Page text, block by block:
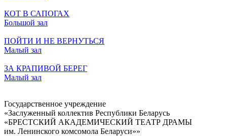
КОТ В САПОГАХ
Большой зал
ПОЙТИ И НЕ ВЕРНУТЬСЯ
Малый зал
ЗА КРАПИВОЙ БЕРЕГ
Малый зал
Государственное учреждение
«Заслуженный коллектив Республики Беларусь
«БРЕСТСКИЙ АКАДЕМИЧЕСКИЙ ТЕАТР ДРАМЫ
им. Ленинского комсомола Беларуси»»